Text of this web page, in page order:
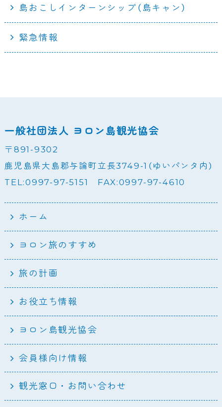
島おこしインターンシップ（島キャン）
緊急情報
一般社団法人 ヨロン島観光協会
〒891-9302
鹿児島県大島郡与論町立長3749-1（ゆいパンタ内）
TEL:0997-97-5151 FAX:0997-97-4610
ホーム
ヨロン旅のすすめ
旅の計画
お役立ち情報
ヨロン島観光協会
会員様向け情報
観光窓口・お問い合わせ